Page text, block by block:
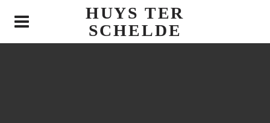
HUYS TER
SCHELDE